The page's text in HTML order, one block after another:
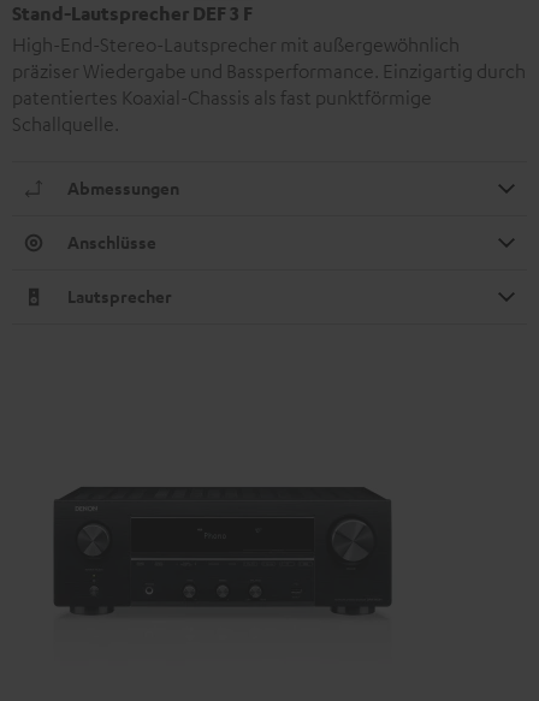
Stand-Lautsprecher DEF 3 F
High-End-Stereo-Lautsprecher mit außergewöhnlich
präziser Wiedergabe und Bassperformance. Einzigartig durch
patentiertes Koaxial-Chassis als fast punktförmige
Schallquelle.
Abmessungen
Anschlüsse
Lautsprecher